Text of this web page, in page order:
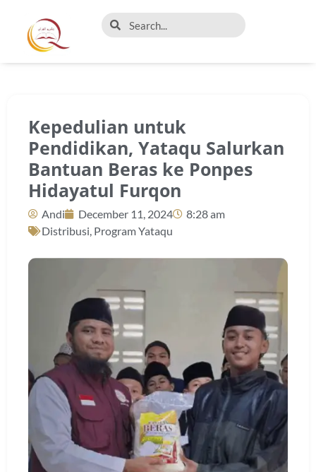
Kepedulian untuk
Pendidikan, Yataqu Salurkan
Bantuan Beras ke Ponpes
Hidayatul Furqon
Andi December 11, 2024
8:28 am
Distribusi, Program Yataqu